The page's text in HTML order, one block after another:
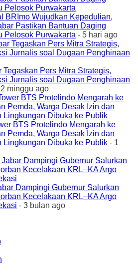
BRImo Wujudkan Kepedulian,
Pastikan Bantuan Daging
Pelosok Purwakarta - 5 hari ago
Tegaskan Pers Mitra Strategis,
Jurnalis soal Dugaan Penghinaan
minggu ago
BTS Protelindo Mengarah ke
Pemda, Warga Desak Izin dan
Lingkungan Dibuka ke Publik - 1
Dampingi Gubernur Salurkan
Kecelakaan KRL–KA Argo
- 3 bulan ago